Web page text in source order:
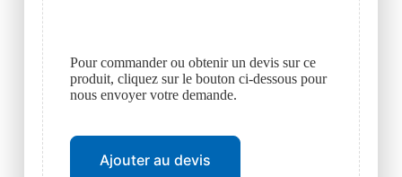
Pour commander ou obtenir un devis sur ce
produit, cliquez sur le bouton ci-dessous pour
nous envoyer votre demande.
Ajouter au devis